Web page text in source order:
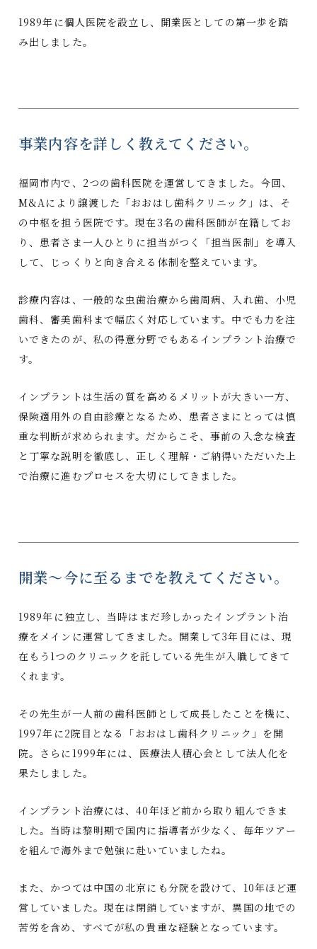
1989年に個人医院を設立し、開業医としての第一歩を踏
み出しました。
事業内容を詳しく教えてください。
福岡市内で、2つの歯科医院を運営してきました。今回、
M&Aにより譲渡した「おおはし歯科クリニック」は、そ
の中枢を担う医院です。現在3名の歯科医師が在籍してお
り、患者さま一人ひとりに担当がつく「担当医制」を導入
して、じっくりと向き合える体制を整えています。
診療内容は、一般的な虫歯治療から歯周病、入れ歯、小児
歯科、審美歯科まで幅広く対応しています。中でも力を注
いできたのが、私の得意分野でもあるインプラント治療で
す。
インプラントは生活の質を高めるメリットが大きい一方、
保険適用外の自由診療となるため、患者さまにとっては慎
重な判断が求められます。だからこそ、事前の入念な検査
と丁寧な説明を徹底し、正しく理解・ご納得いただいた上
で治療に進むプロセスを大切にしてきました。
開業～今に至るまでを教えてください。
1989年に独立し、当時はまだ珍しかったインプラント治
療をメインに運営してきました。開業して3年目には、現
在もう1つのクリニックを託している先生が入職してきて
くれます。
その先生が一人前の歯科医師として成長したことを機に、
1997年に2院目となる「おおはし歯科クリニック」を開
院。さらに1999年には、医療法人積心会として法人化を
果たしました。
インプラント治療には、40年ほど前から取り組んできま
した。当時は黎明期で国内に指導者が少なく、毎年ツアー
を組んで海外まで勉強に赴いていましたね。
また、かつては中国の北京にも分院を設けて、10年ほど運
営していました。現在は閉鎖していますが、異国の地での
苦労を含め、すべてが私の貴重な経験となっています。